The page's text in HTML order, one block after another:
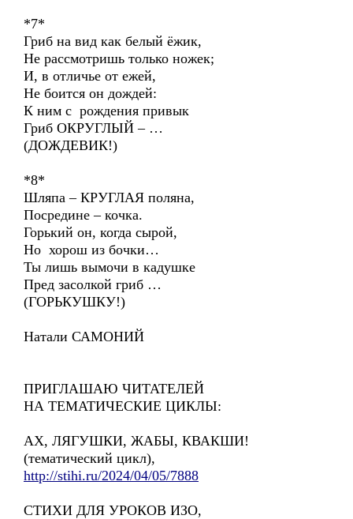
*7*
Гриб на вид как белый ёжик,
Не рассмотришь только ножек;
И, в отличье от ежей,
Не боится он дождей:
К ним с рождения привык
Гриб ОКРУГЛЫЙ – …
(ДОЖДЕВИК!)
*8*
Шляпа – КРУГЛАЯ поляна,
Посредине – кочка.
Горький он, когда сырой,
Но хорош из бочки…
Ты лишь вымочи в кадушке
Пред засолкой гриб …
(ГОРЬКУШКУ!)
Натали САМОНИЙ
ПРИГЛАШАЮ ЧИТАТЕЛЕЙ
НА ТЕМАТИЧЕСКИЕ ЦИКЛЫ:
АХ, ЛЯГУШКИ, ЖАБЫ, КВАКШИ!
(тематический цикл),
http://stihi.ru/2024/04/05/7888
СТИХИ ДЛЯ УРОКОВ ИЗО,